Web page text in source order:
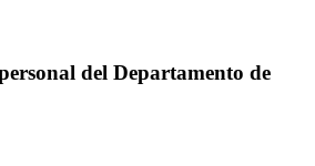
del Departamento de